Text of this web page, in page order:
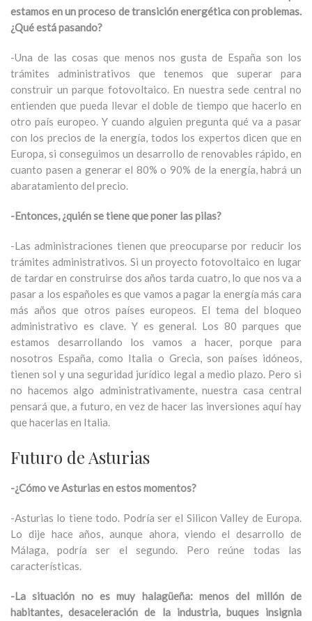
estamos en un proceso de transición energética con problemas.
¿Qué está pasando?
-Una de las cosas que menos nos gusta de España son los
trámites administrativos que tenemos que superar para
construir un parque fotovoltaico. En nuestra sede central no
entienden que pueda llevar el doble de tiempo que hacerlo en
otro país europeo. Y cuando alguien pregunta qué va a pasar
con los precios de la energía, todos los expertos dicen que en
Europa, si conseguimos un desarrollo de renovables rápido, en
cuanto pasen a generar el 80% o 90% de la energía, habrá un
abaratamiento del precio.
-Entonces, ¿quién se tiene que poner las pilas?
-Las administraciones tienen que preocuparse por reducir los
trámites administrativos. Si un proyecto fotovoltaico en lugar
de tardar en construirse dos años tarda cuatro, lo que nos va a
pasar a los españoles es que vamos a pagar la energía más cara
más años que otros países europeos. El tema del bloqueo
administrativo es clave. Y es general. Los 80 parques que
estamos desarrollando los vamos a hacer, porque para
nosotros España, como Italia o Grecia, son países idóneos,
tienen sol y una seguridad jurídico legal a medio plazo. Pero si
no hacemos algo administrativamente, nuestra casa central
pensará que, a futuro, en vez de hacer las inversiones aquí hay
que hacerlas en Italia.
Futuro de Asturias
-¿Cómo ve Asturias en estos momentos?
-Asturias lo tiene todo. Podría ser el Silicon Valley de Europa.
Lo dije hace años, aunque ahora, viendo el desarrollo de
Málaga, podría ser el segundo. Pero reúne todas las
características.
-La situación no es muy halagüeña: menos del millón de
habitantes, desaceleración de la industria, buques insignia